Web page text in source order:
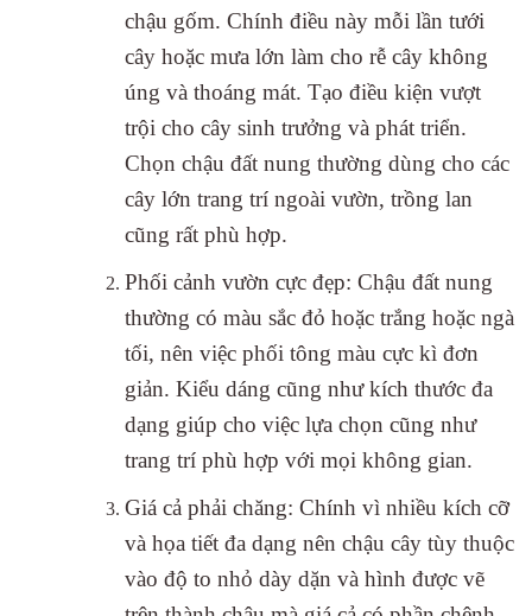
chậu gốm. Chính điều này mỗi lần tưới
cây hoặc mưa lớn làm cho rễ cây không
úng và thoáng mát. Tạo điều kiện vượt
trội cho cây sinh trưởng và phát triển.
Chọn chậu đất nung thường dùng cho các
cây lớn trang trí ngoài vườn, trồng lan
cũng rất phù hợp.
Phối cảnh vườn cực đẹp: Chậu đất nung
thường có màu sắc đỏ hoặc trắng hoặc ngà
tối, nên việc phối tông màu cực kì đơn
giản. Kiểu dáng cũng như kích thước đa
dạng giúp cho việc lựa chọn cũng như
trang trí phù hợp với mọi không gian.
Giá cả phải chăng: Chính vì nhiều kích cỡ
và họa tiết đa dạng nên chậu cây tùy thuộc
vào độ to nhỏ dày dặn và hình được vẽ